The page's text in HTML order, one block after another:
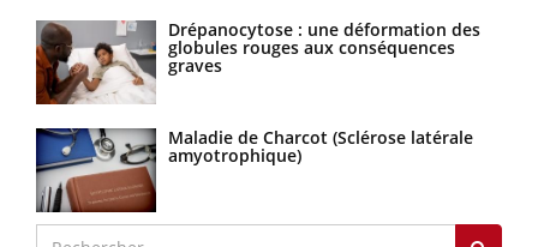
Drépanocytose : une déformation des
globules rouges aux conséquences
graves
Maladie de Charcot (Sclérose latérale
amyotrophique)